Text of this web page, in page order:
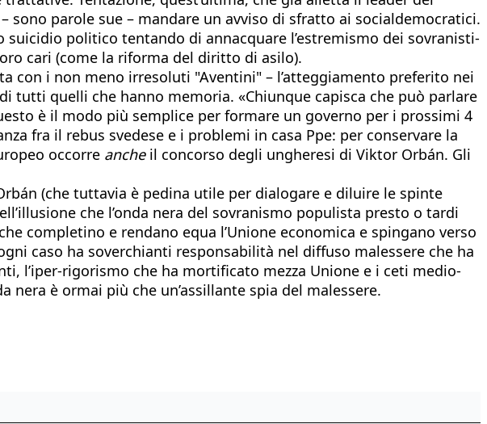
parole sue – mandare un avviso di sfratto ai socialdemocratici.
politico tentando di annacquare l’estremismo dei sovranisti-
cari (come la riforma del diritto di asilo).
con i non meno irresoluti "Aventini" – l’atteggiamento preferito nei
quelli che hanno memoria. «Chiunque capisca che può parlare
è il modo più semplice per formare un governo per i prossimi 4
fra il rebus svedese e i problemi in casa Ppe: per conservare la
occorre ancheil concorso degli ungheresi di Viktor Orbán. Gli
(che tuttavia è pedina utile per dialogare e diluire le spinte
che l’onda nera del sovranismo populista presto o tardi
completino e rendano equa l’Unione economica e spingano verso
caso ha soverchianti responsabilità nel diffuso malessere che ha
l’iper-rigorismo che ha mortificato mezza Unione e i ceti medio-
nera è ormai più che un’assillante spia del malessere.